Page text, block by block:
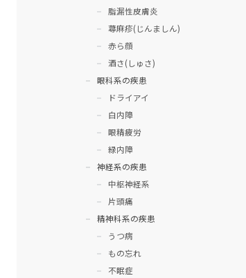
脂漏性皮膚炎
蕁麻疹(じんましん)
赤ら顔
酒さ(しゅさ)
眼科系の疾患
ドライアイ
白内障
眼精疲労
緑内障
神経系の疾患
中枢神経系
片頭痛
精神科系の疾患
うつ病
もの忘れ
不眠症